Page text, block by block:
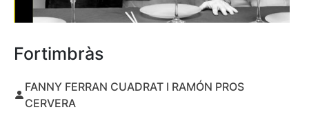
Fortimbràs
FANNY FERRAN CUADRAT I RAMÓN PROS
CERVERA